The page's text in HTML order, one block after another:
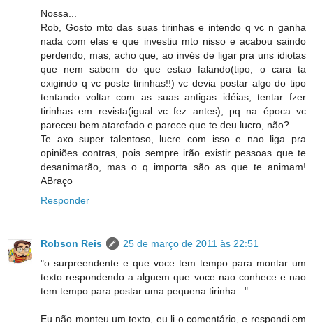
Nossa...
Rob, Gosto mto das suas tirinhas e intendo q vc n ganha
nada com elas e que investiu mto nisso e acabou saindo
perdendo, mas, acho que, ao invés de ligar pra uns idiotas
que nem sabem do que estao falando(tipo, o cara ta
exigindo q vc poste tirinhas!!) vc devia postar algo do tipo
tentando voltar com as suas antigas idéias, tentar fzer
tirinhas em revista(igual vc fez antes), pq na época vc
pareceu bem atarefado e parece que te deu lucro, não?
Te axo super talentoso, lucre com isso e nao liga pra
opiniões contras, pois sempre irão existir pessoas que te
desanimarão, mas o q importa são as que te animam!
ABraço
Responder
Robson Reis
25 de março de 2011 às 22:51
"o surpreendente e que voce tem tempo para montar um
texto respondendo a alguem que voce nao conhece e nao
tem tempo para postar uma pequena tirinha..."
Eu não monteu um texto, eu li o comentário, e respondi em